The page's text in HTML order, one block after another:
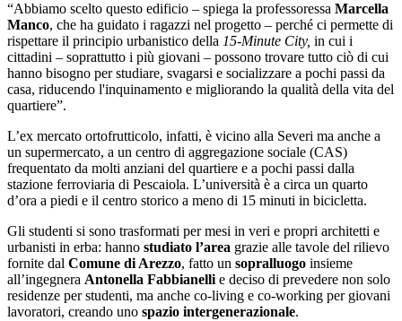
“Abbiamo scelto questo edificio – spiega la professoressa Marcella
Manco, che ha guidato i ragazzi nel progetto – perché ci permette di
rispettare il principio urbanistico della 15-Minute City, in cui i
cittadini – soprattutto i più giovani – possono trovare tutto ciò di cui
hanno bisogno per studiare, svagarsi e socializzare a pochi passi da
casa, riducendo l'inquinamento e migliorando la qualità della vita del
quartiere”.
L’ex mercato ortofrutticolo, infatti, è vicino alla Severi ma anche a
un supermercato, a un centro di aggregazione sociale (CAS)
frequentato da molti anziani del quartiere e a pochi passi dalla
stazione ferroviaria di Pescaiola. L’università è a circa un quarto
d’ora a piedi e il centro storico a meno di 15 minuti in bicicletta.
Gli studenti si sono trasformati per mesi in veri e propri architetti e
urbanisti in erba: hanno studiato l’area grazie alle tavole del rilievo
fornite dal Comune di Arezzo, fatto un sopralluogo insieme
all’ingegnera Antonella Fabbianelli e deciso di prevedere non solo
residenze per studenti, ma anche co-living e co-working per giovani
lavoratori, creando uno spazio intergenerazionale.